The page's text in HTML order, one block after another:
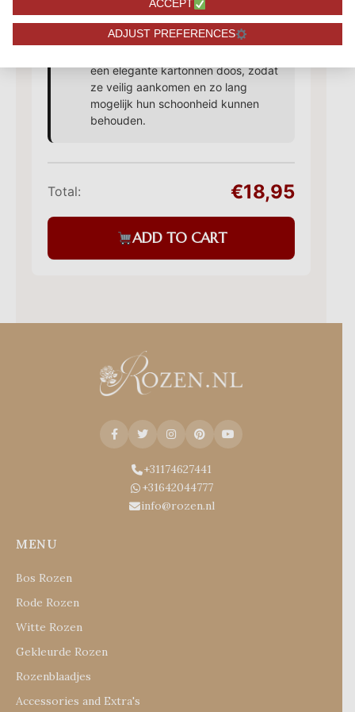
Onze rozenboeketten worden
een elegante kartonnen doos, zodat
ze veilig aankomen en zo lang
mogelijk hun schoonheid kunnen
behouden.
Total: €18,95
ADD TO CART
+31174627441
+31642044777
info@rozen.nl
MENU
Bos Rozen
Rode Rozen
Witte Rozen
Gekleurde Rozen
Rozenblaadjes
Accessories and Extra's
ACCEPT
ADJUST PREFERENCES